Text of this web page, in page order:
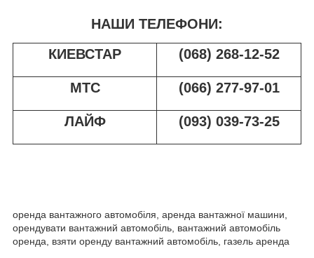
НАШИ ТЕЛЕФОНИ:
КИЕВСТАР
(068) 268-12-52
МТС (066) 277-97-01
ЛАЙФ (093) 039-73-25
оренда вантажного автомобіля, аренда вантажної машини,
орендувати вантажний автомобіль, вантажний автомобіль
оренда, взяти оренду вантажний автомобіль, газель аренда